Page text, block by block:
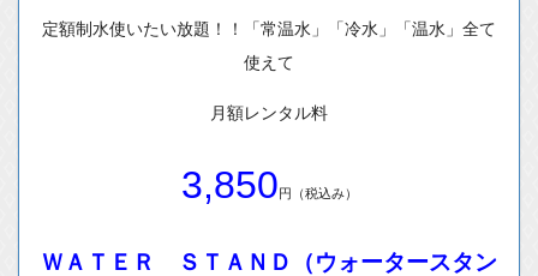
定額制水使いたい放題！！「常温水」「冷水」「温水」全て
使えて
月額レンタル料
3,850円（税込み）
ＷＡＴＥＲ ＳＴＡＮＤ（ウォータースタン